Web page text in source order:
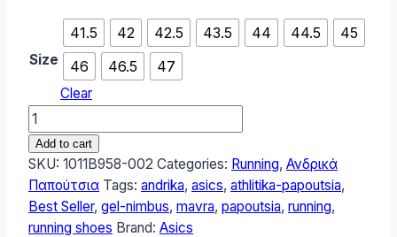
Size
41.5 42 42.5 43.5 44 44.5
45
46
46.5 47
Clear
ASICS
Gel-
nimbus
27
Ανδρικά
Αθλητικά
Add to cart
SKU: 1011B958-002 Categories: Running, Ανδρικά
Παπούτσια Tags: andrika, asics, athlitika-papoutsia,
Best Seller, gel-nimbus, mavra, papoutsia, running,
running shoes Brand: Asics